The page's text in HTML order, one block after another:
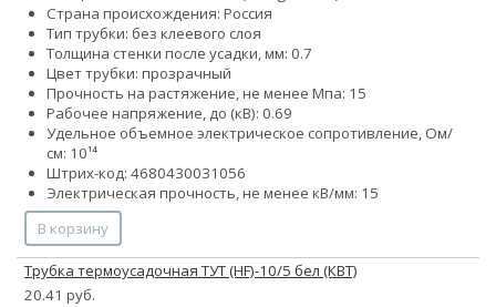
Страна происхождения: Россия
Тип трубки: без клеевого слоя
Толщина стенки после усадки, мм: 0.7
Цвет трубки: прозрачный
Прочность на растяжение, не менее Мпа: 15
Рабочее напряжение, до (кВ): 0.69
Удельное объемное электрическое сопротивление, Ом/
см: 10¹⁴
Штрих-код: 4680430031056
Электрическая прочность, не менее кВ/мм: 15
В корзину
Трубка термоусадочная ТУТ (HF)-10/5 бел (КВТ)
20.41 руб.